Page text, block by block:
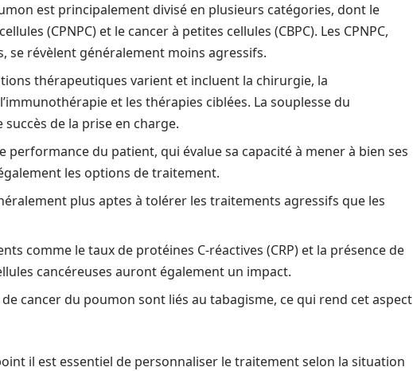
est principalement divisé en plusieurs catégories, dont le
(CPNPC) et le cancer à petites cellules (CBPC). Les CPNPC,
se révèlent généralement moins agressifs.
thérapeutiques varient et incluent la chirurgie, la
et les thérapies ciblées. La souplesse du
de la prise en charge.
performance du patient, qui évalue sa capacité à mener à bien ses
les options de traitement.
plus aptes à tolérer les traitements agressifs que les
comme le taux de protéines C-réactives (CRP) et la présence de
cancéreuses auront également un impact.
de cancer du poumon sont liés au tabagisme, ce qui rend cet aspect
il est essentiel de personnaliser le traitement selon la situation